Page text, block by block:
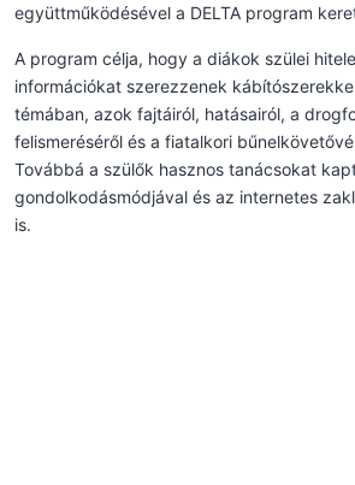
együttműködésével a DELTA program
A program célja, hogy a diákok szülei
információkat szerezzenek
témában, azok fajtáiról, hatásairól, a
felismeréséről és a fiatalkori
Továbbá a szülők hasznos tanácsokat
gondolkodásmódjával és az internetes
is.